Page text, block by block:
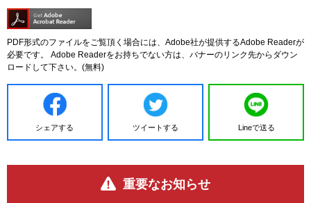
PDF形式のファイルをご覧頂く場合には、Adobe社が提供するAdobe Readerが
必要です。
Adobe Readerをお持ちでない方は、バナーのリンク先からダウン
ロードして下さい。(無料)
シェアする ツイートする Lineで送る
重要なお知らせ